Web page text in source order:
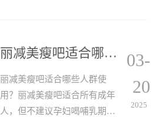
丽减美瘦吧适合哪些人群使用？
丽减美瘦吧适合哪些人群使
用？丽减美瘦吧适合所有成年
人，但不建议孕妇喝哺乳期妈
03-
20
2025